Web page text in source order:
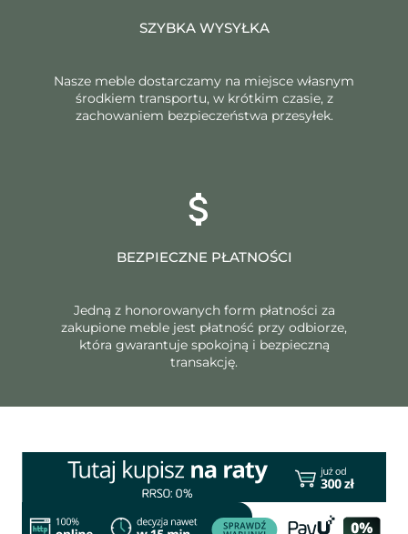
SZYBKA WYSYŁKA
Nasze meble dostarczamy na miejsce własnym
środkiem transportu, w krótkim czasie, z
zachowaniem bezpieczeństwa przesyłek.
BEZPIECZNE PŁATNOŚCI
Jedną z honorowanych form płatności za
zakupione meble jest płatność przy odbiorze,
która gwarantuje spokojną i bezpieczną
transakcję.